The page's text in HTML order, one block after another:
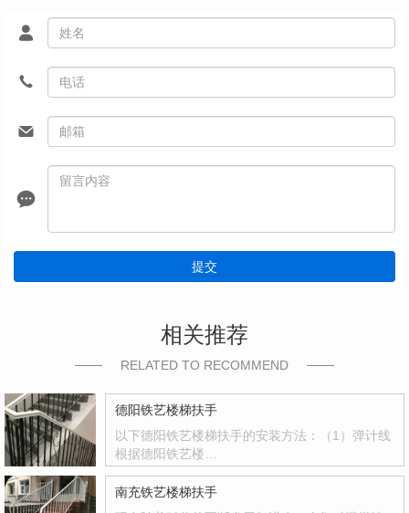
提交
相关推荐
RELATED TO RECOMMEND
德阳铁艺楼梯扶手
以下德阳铁艺楼梯扶手的安装方法：（1）弹计线
根据德阳铁艺楼…
南充铁艺楼梯扶手